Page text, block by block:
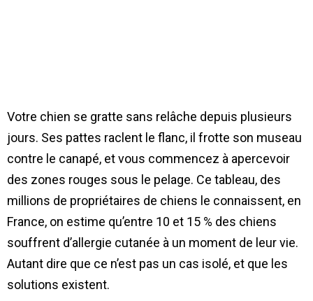
Votre chien se gratte sans relâche depuis plusieurs
jours. Ses pattes raclent le flanc, il frotte son museau
contre le canapé, et vous commencez à apercevoir
des zones rouges sous le pelage. Ce tableau, des
millions de propriétaires de chiens le connaissent, en
France, on estime qu’entre 10 et 15 % des chiens
souffrent d’allergie cutanée à un moment de leur vie.
Autant dire que ce n’est pas un cas isolé, et que les
solutions existent.